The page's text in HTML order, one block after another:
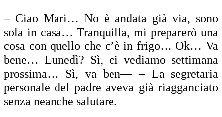
– Ciao Mari… No è andata già via, sono
sola in casa… Tranquilla, mi preparerò una
cosa con quello che c’è in frigo… Ok… Va
bene… Lunedì? Sì, ci vediamo settimana
prossima… Sì, va ben— – La segretaria
personale del padre aveva già riagganciato
senza neanche salutare.